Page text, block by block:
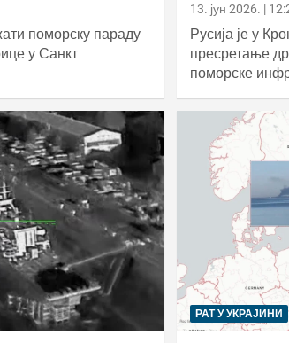
поморску параду
у Санкт
13. јун 2026. |
Русија је у
пресретање
поморске
РАТ У УКРАЈИНИ